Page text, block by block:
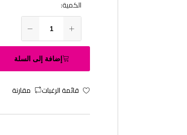
الكمية:
إضافة إلى السلة
قائمة الرغبات مقارنة